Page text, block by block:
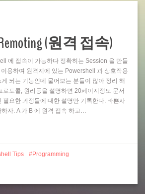
Remoting (원격 접속)
에 접속이 가능하다 정확히는 Session 을 만들
용하여 원격지에 있는 Powershell 과 상호작용
되는 기능인데 물어보는 분들이 많아 정리 해
로토콜, 원리등을 설명하면 20페이지정도 문서
필요한 과정들에 대한 설명만 기록한다. 바쁜사
자. A 가 B 에 원격 접속 하고…
Tips
Programming